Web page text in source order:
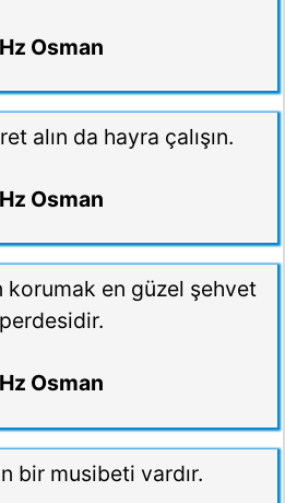
Hz Osman
alın da hayra çalışın.
Hz Osman
korumak en güzel şehvet
perdesidir.
Hz Osman
bir musibeti vardır.